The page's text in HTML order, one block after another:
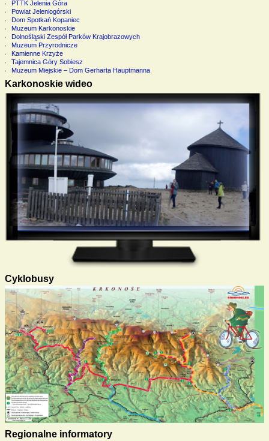
PTTK Jelenia Góra
Powiat Jeleniogórski
Dom Spotkań Kopaniec
Muzeum Karkonoskie
Dolnośląski Zespół Parków Krajobrazowych
Muzeum Przyrodnicze
Kamienne Krzyże
Tajemnica Góry Sobiesz
Muzeum Miejskie – Dom Gerharta Hauptmanna
Karkonoskie wideo
Cyklobusy
Regionalne informatory